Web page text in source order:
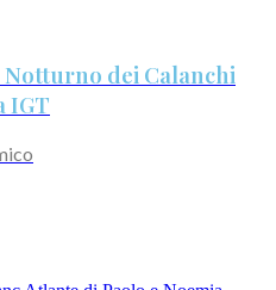
Notturno dei Calanchi
IGT